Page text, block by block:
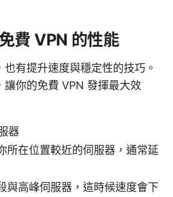
費 VPN 的性能
也有提升速度與穩定性的技巧。
讓你的免費 VPN 發揮最大效
器
所在位置較近的伺服器，通常延
與高峰伺服器，這時候速度會下